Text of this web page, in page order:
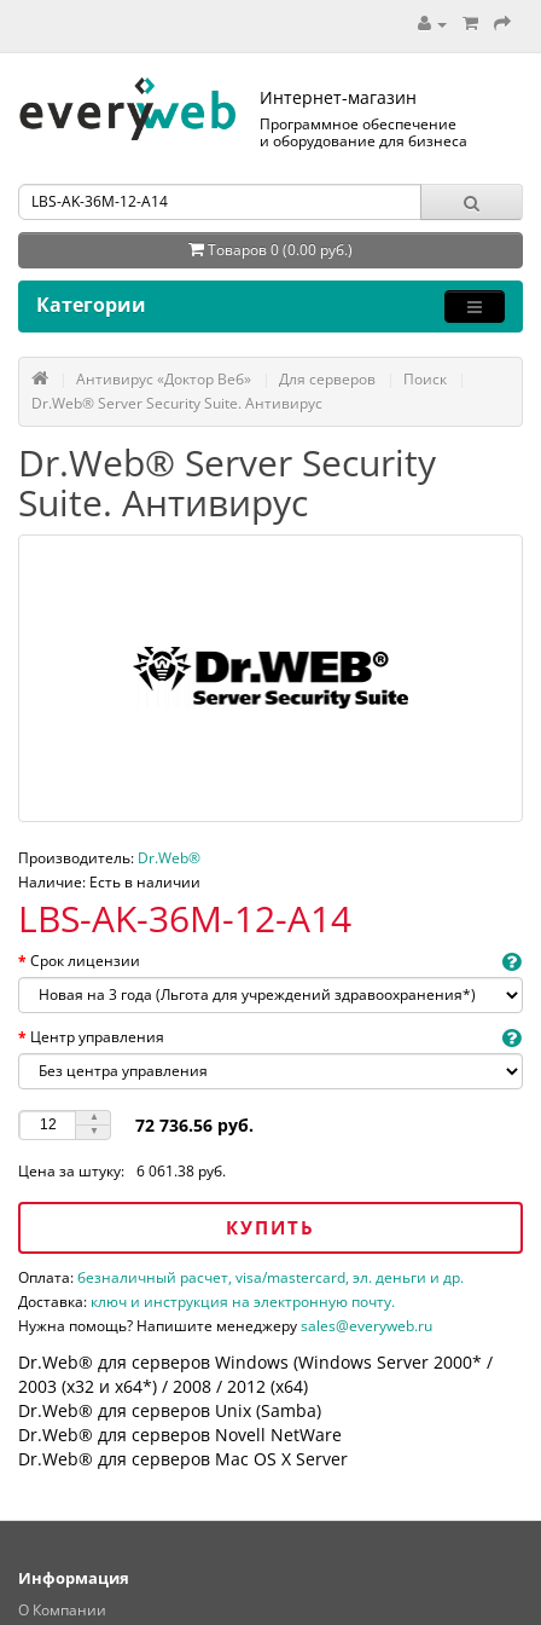
Интернет-магазин
Программное обеспечение
и оборудование для бизнеса
Товаров 0 (0.00 руб.)
Категории
Антивирус «Доктор Веб» Для серверов
Поиск
Dr.Web® Server Security Suite. Антивирус
Dr.Web® Server Security
Suite. Антивирус
Производитель: Dr.Web®
Наличие: Есть в наличии
LBS-AK-36M-12-A14
Срок лицензии
Центр управления
72 736.56 руб.
Цена за штуку: 6 061.38 руб.
КУПИТЬ
Оплата:безналичный расчет, visa/mastercard, эл. деньги и др.
Доставка: ключ и инструкция на электронную почту.
Нужна помощь? Напишите менеджеруsales@everyweb.ru
Dr.Web® для серверов Windows (Windows Server 2000* /
2003 (х32 и х64*) / 2008 / 2012 (х64)
Dr.Web® для серверов Unix (Samba)
Dr.Web® для серверов Novell NetWare
Dr.Web® для серверов Mac OS X Server
Информация
О Компании